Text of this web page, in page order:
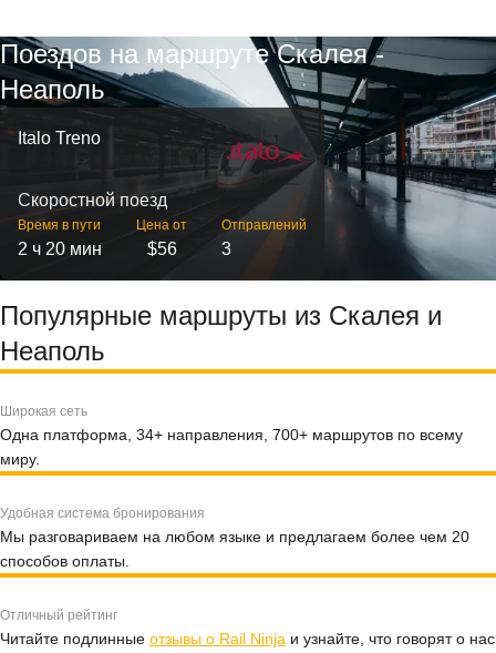
Поездов на маршруте Скалея -
Неаполь
Italo Treno
Скоростной поезд
Время в пути
2 ч 20 мин
Цена от
$56
Отправлений
3
Популярные маршруты из Скалея и
Неаполь
Широкая сеть
Одна платформа, 34+ направления, 700+ маршрутов по всему
миру.
Удобная система бронирования
Мы разговариваем на любом языке и предлагаем более чем 20
способов оплаты.
Отличный рейтинг
Читайте подлинные отзывы о Rail Ninja и узнайте, что говорят о нас